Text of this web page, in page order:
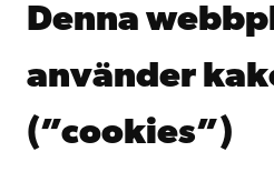
Denna
använder
(”cookies”)
Kontinuerligt lärande
Gå med i Åbo Akademis
Intranätet